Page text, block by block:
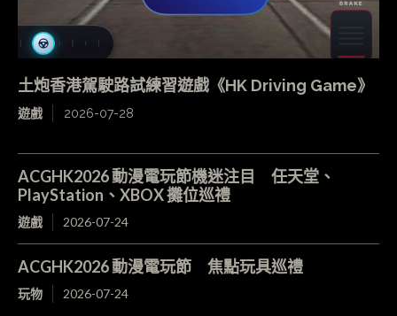
土炮香港駕駛路試練習遊戲《HK Driving Game》
遊戲 2026-07-28
ACGHK2026 動漫電玩節機迷注目 任天堂、
PlayStation、XBOX 攤位巡禮
遊戲 2026-07-24
ACGHK2026 動漫電玩節 焦點玩具巡禮
玩物 2026-07-24